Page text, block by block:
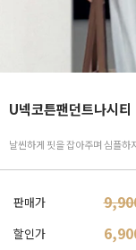
U넥코튼팬던트나시티
날씬하게 핏을 잡아주며 심플
판매가
할인가